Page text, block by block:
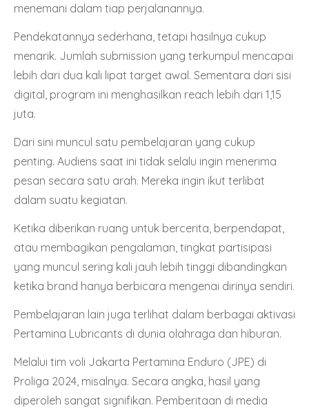
menemani dalam tiap perjalanannya.
Pendekatannya sederhana, tetapi hasilnya cukup
menarik. Jumlah submission yang terkumpul mencapai
lebih dari dua kali lipat target awal. Sementara dari sisi
digital, program ini menghasilkan reach lebih dari 1,15
juta.
Dari sini muncul satu pembelajaran yang cukup
penting. Audiens saat ini tidak selalu ingin menerima
pesan secara satu arah. Mereka ingin ikut terlibat
dalam suatu kegiatan.
Ketika diberikan ruang untuk bercerita, berpendapat,
atau membagikan pengalaman, tingkat partisipasi
yang muncul sering kali jauh lebih tinggi dibandingkan
ketika brand hanya berbicara mengenai dirinya sendiri.
Pembelajaran lain juga terlihat dalam berbagai aktivasi
Pertamina Lubricants di dunia olahraga dan hiburan.
Melalui tim voli Jakarta Pertamina Enduro (JPE) di
Proliga 2024, misalnya. Secara angka, hasil yang
diperoleh sangat signifikan. Pemberitaan di media